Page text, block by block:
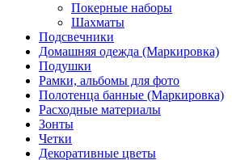
Покерные наборы
Шахматы
Подсвечники
Домашняя одежда (Маркировка)
Подушки
Рамки, альбомы для фото
Полотенца банные (Маркировка)
Расходные материалы
Зонты
Четки
Декоративные цветы